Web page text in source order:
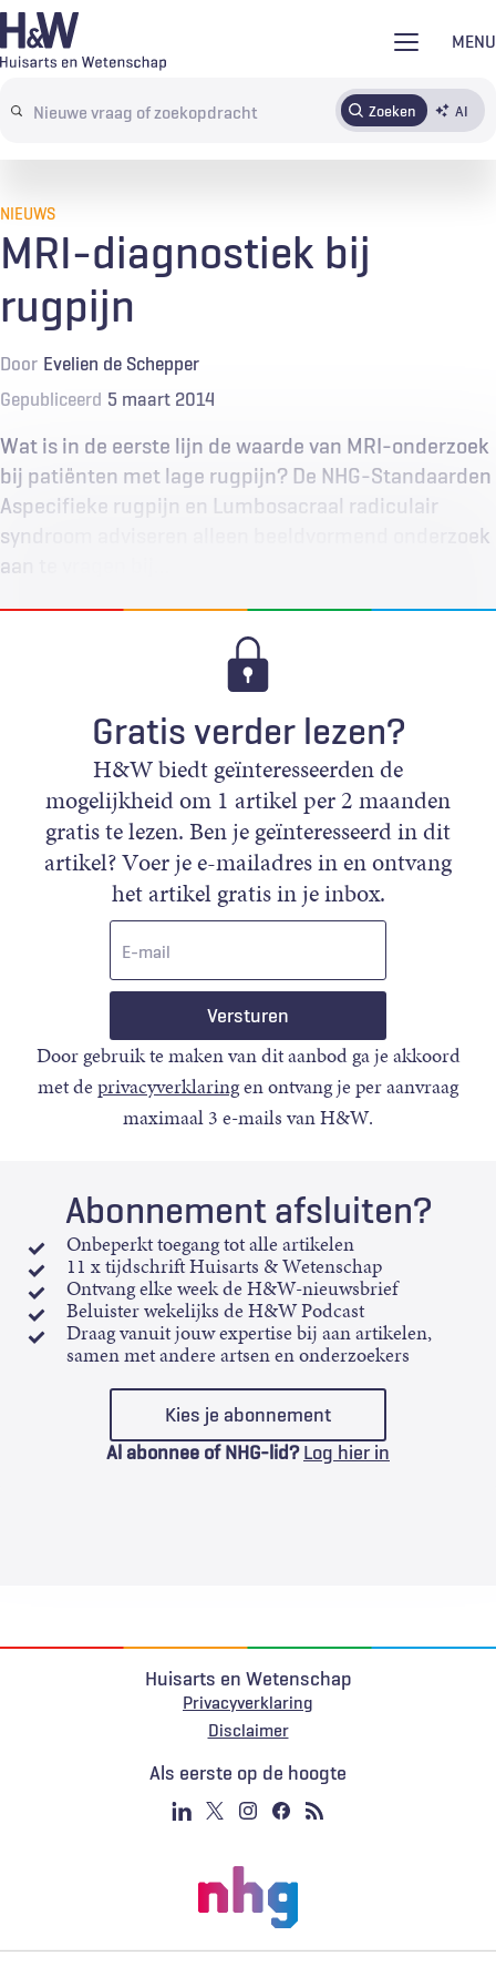
Overslaan
en
de
MENU
Search
terms
Zoeken AI
AbonnerenTijdschrift Inloggen
NIEUWS
MRI-diagnostiek bij
rugpijn
Door Evelien de Schepper
Gepubliceerd 5 maart 2014
Wat is in de eerste lijn de waarde van MRI-onderzoek
bij patiënten met lage rugpijn? De NHG-Standaarden
Aspecifieke rugpijn en Lumbosacraal radiculair
syndroom adviseren alleen beeldvormend onderzoek
aan te vragen bij…
Gratis verder lezen?
H&W biedt geïnteresseerden de
mogelijkheid om 1 artikel per 2 maanden
gratis te lezen. Ben je geïnteresseerd in dit
artikel? Voer je e-mailadres in en ontvang
het artikel gratis in je inbox.
Door gebruik te maken van dit aanbod ga je akkoord
met deprivacyverklaringen ontvang je per aanvraag
maximaal 3 e-mails van H&W.
Abonnement afsluiten?
Onbeperkt toegang tot alle artikelen
11 x tijdschrift Huisarts & Wetenschap
Ontvang elke week de H&W-nieuwsbrief
Beluister wekelijks de H&W Podcast
Draag vanuit jouw expertise bij aan artikelen,
samen met andere artsen en onderzoekers
Kies je abonnement
Al abonnee of NHG-lid? Log hier in
Huisarts en Wetenschap
Privacyverklaring
Voet
Disclaimer
Als eerste op de hoogte